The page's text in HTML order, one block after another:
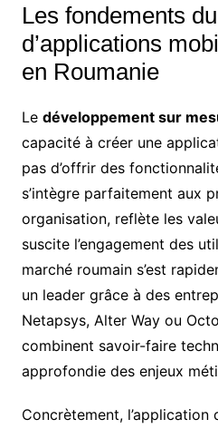
Les fondements
d’applications
en Roumanie
Le développement sur
capacité à créer une
pas d’offrir des
s’intègre parfaitement aux
organisation, reflète les
suscite l’engagement des
marché roumain s’est
un leader grâce à des
Netapsys, Alter Way ou
combinent savoir-faire
approfondie des enjeux
Concrètement,